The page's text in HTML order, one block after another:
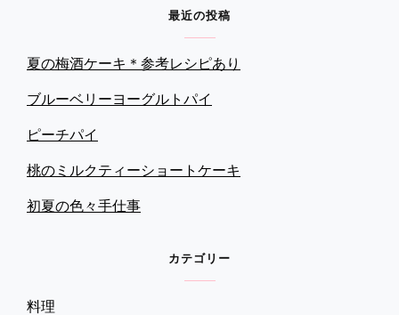
黒
糖
モ
ン
ブ
ル
最近の投稿
夏の梅酒ケーキ＊参考レシピあり
ブルーベリーヨーグルトパイ
ピーチパイ
桃のミルクティーショートケーキ
初夏の色々手仕事
カテゴリー
料理